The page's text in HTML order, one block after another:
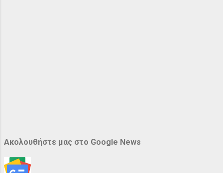
Ακολουθήστε μας στο Google News